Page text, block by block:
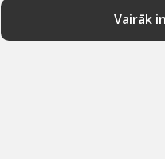
Vairāk